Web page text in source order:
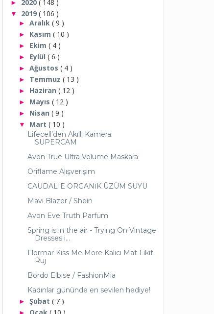
► 2020 ( 148 )
▼ 2019 ( 106 )
► Aralık ( 9 )
► Kasım ( 10 )
► Ekim ( 4 )
► Eylül ( 6 )
► Ağustos ( 4 )
► Temmuz ( 13 )
► Haziran ( 12 )
► Mayıs ( 12 )
► Nisan ( 9 )
▼ Mart ( 10 )
Lifecell’den Akıllı Kamera:
SUPERCAM
Avon True Ultra Volume Maskara
Oriflame Alışverişim
CAUDALIE ORGANİK ÜZÜM SUYU
Mavi Blazer / Shein
Avon Eve Truth Parfüm
Spring is in the air - Trying On Vintage
Dresses i...
Flormar Kiss Me More Kalıcı Mat Likit
Ruj
Bordo Elbise / FashionMia
Kadınlar gününde en sevilen hediye!
► Şubat ( 7 )